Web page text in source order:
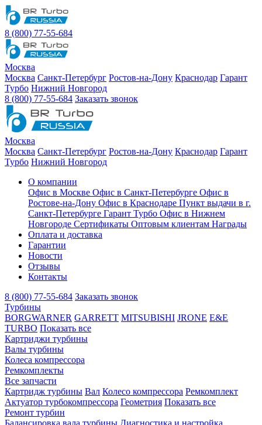
8 (800) 77-55-684
Москва
Москва Санкт-Петербург Ростов-на-Дону Краснодар Гарант
Турбо Нижний Новгород
8 (800) 77-55-684 Заказать звонок
Москва
Москва Санкт-Петербург Ростов-на-Дону Краснодар Гарант
Турбо Нижний Новгород
О компании
Офис в Москве Офис в Санкт-Петербурге Офис в
Ростове-на-Дону Офис в Краснодаре Пункт выдачи в г.
Санкт-Петербурге Гарант Турбо Офис в Нижнем
Новгороде Сертификаты Оптовым клиентам Награды
Оплата и доставка
Гарантии
Новости
Отзывы
Контакты
8 (800) 77-55-684 Заказать звонок
Турбины
BORGWARNER GARRETT MITSUBISHI JRONE E&E
TURBO Показать все
Картриджи турбины
Валы турбины
Колеса компрессора
Ремкомплекты
Все запчасти
Картридж турбины Вал Колесо компрессора Ремкомплект
Актуатор турбокомпрессора Геометрия Показать все
Ремонт турбин
Балансировка вала турбины Диагностика и настройка